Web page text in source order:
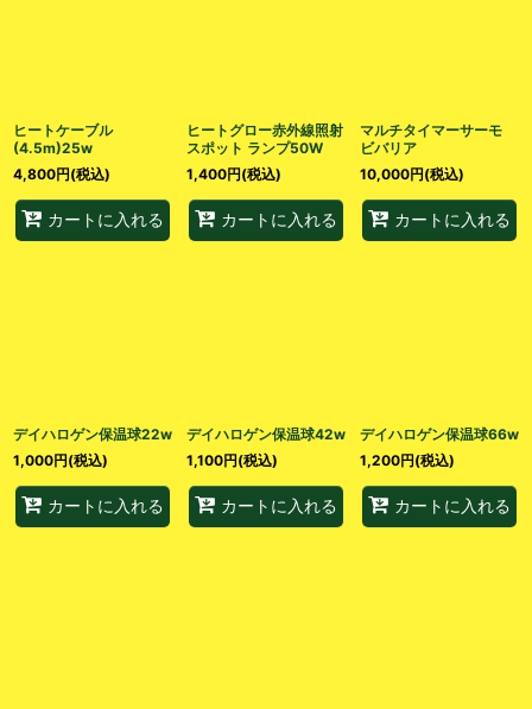
ヒートケーブル
(4.5m)25w
4,800円(税込)
カートに入れる
ヒートグロー赤外線照射
スポット ランプ50W
1,400円(税込)
カートに入れる
マルチタイマーサーモ
ビバリア
10,000円(税込)
カートに入れる
デイハロゲン保温球22w
1,000円(税込)
カートに入れる
デイハロゲン保温球42w
1,100円(税込)
カートに入れる
デイハロゲン保温球66w
1,200円(税込)
カートに入れる